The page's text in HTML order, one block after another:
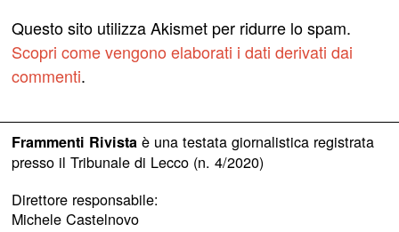
Questo sito utilizza Akismet per ridurre lo spam.
Scopri come vengono elaborati i dati derivati dai
commenti.
Frammenti Rivistaè una testata giornalistica registrata
presso il Tribunale di Lecco (n. 4/2020)
Direttore responsabile:
Michele Castelnovo